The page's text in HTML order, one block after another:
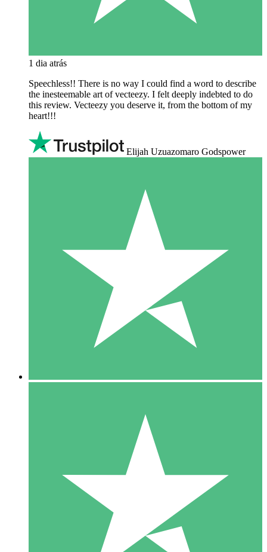
1 dia atrás
Speechless!! There is no way I could find a word to describe
the inesteemable art of vecteezy. I felt deeply indebted to do
this review. Vecteezy you deserve it, from the bottom of my
heart!!!
Elijah Uzuazomaro Godspower